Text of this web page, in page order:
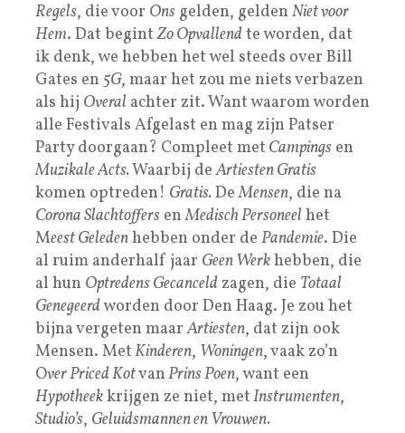
Regels, die voor Ons gelden, gelden Niet voor
Hem. Dat begintZo Opvallendte worden, dat
ik denk, we hebben het wel steeds over Bill
Gates en 5G, maar het zou me niets verbazen
als hij Overal achter zit. Want waarom worden
alle Festivals Afgelast en mag zijn Patser
Party doorgaan? Compleet met Campings en
Muzikale Acts.Waarbij deArtiesten Gratis
komen optreden! Gratis.DeMensen, die na
Corona Slachtoffers enMedisch Personeel het
Meest Geledenhebben onder de Pandemie. Die
al ruim anderhalf jaar Geen Werkhebben, die
al hun Optredens Gecanceldzagen, die Totaal
Genegeerdworden door Den Haag. Je zou het
bijna vergeten maarArtiesten, dat zijn ook
Mensen. MetKinderen, Woningen, vaak zo’n
Over Priced KotvanPrins Poen, want een
Hypotheekkrijgen ze niet, metInstrumenten,
Studio’s, Geluidsmannen en Vrouwen.